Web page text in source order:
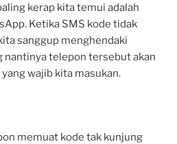
kerap kita temui adalah
Ketika SMS kode tidak
sanggup menghendaki
nantinya telepon tersebut akan
wajib kita masukan.
memuat kode tak kunjung